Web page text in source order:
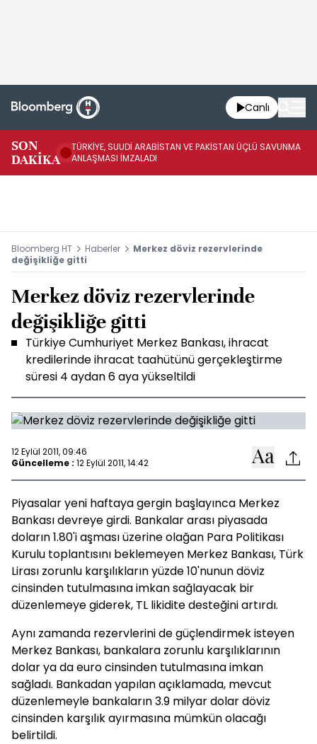
Canlı
SON
DAKİKA
TÜRKİYE, SUUDİ ARABİSTAN VE PAKİSTAN ÜÇLÜ SAVUNMA
ANLAŞMASI İMZALADI
Bloomberg HT Haberler
Merkez döviz rezervlerinde
değişikliğe gitti
Merkez döviz rezervlerinde
değişikliğe gitti
Türkiye Cumhuriyet Merkez Bankası, ihracat
kredilerinde ihracat taahütünü gerçekleştirme
süresi 4 aydan 6 aya yükseltildi
12 Eylül 2011, 09:46
Güncelleme : 12 Eylül 2011, 14:42
Piyasalar yeni haftaya gergin başlayınca Merkez
Bankası devreye girdi. Bankalar arası piyasada
doların 1.80'i aşması üzerine olağan Para Politikası
Kurulu toplantısını beklemeyen Merkez Bankası, Türk
Lirası zorunlu karşılıkların yüzde 10'nunun döviz
cinsinden tutulmasına imkan sağlayacak bir
düzenlemeye giderek, TL likidite desteğini artırdı.
Aynı zamanda rezervlerini de güçlendirmek isteyen
Merkez Bankası, bankalara zorunlu karşılıklarının
dolar ya da euro cinsinden tutulmasına imkan
sağladı. Bankadan yapılan açıklamada, mevcut
düzenlemeyle bankaların 3.9 milyar dolar döviz
cinsinden karşılık ayırmasına mümkün olacağı
belirtildi.